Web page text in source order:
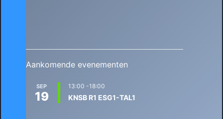
Aankomende evenementen
SEP
19
13:00 -18:00
KNSB R1 ESG1-TAL1